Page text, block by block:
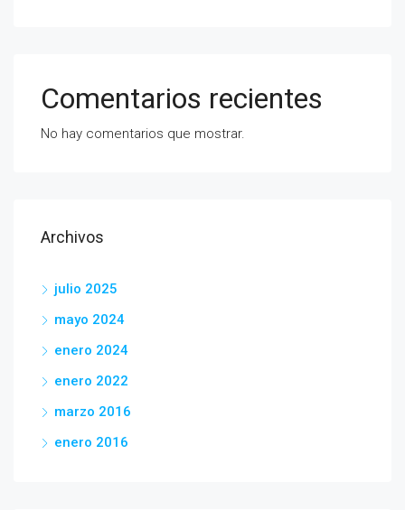
Comentarios recientes
No hay comentarios que mostrar.
Archivos
julio 2025
mayo 2024
enero 2024
enero 2022
marzo 2016
enero 2016